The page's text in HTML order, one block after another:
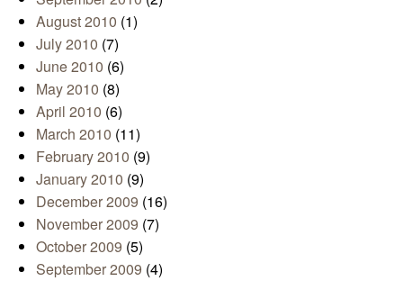
August 2010 (1)
July 2010 (7)
June 2010 (6)
May 2010 (8)
April 2010 (6)
March 2010 (11)
February 2010 (9)
January 2010 (9)
December 2009 (16)
November 2009 (7)
October 2009 (5)
September 2009 (4)